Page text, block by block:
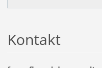
Kontakt